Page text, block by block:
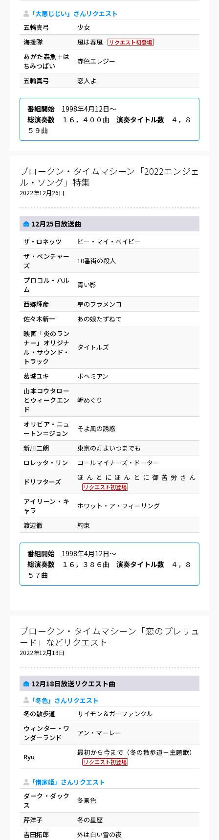
「大悪じじい」さんリクエスト
五輪真弓
少女
海援隊
風は春風 リクエスト初登場
あがた森魚＋は
ちみつぱい
赤色エレジー
五輪真弓 恋人よ
番組開始 1998年4月12日〜
総演奏数 １６，４００曲 演奏タイトル数 ４，８
５９曲
ブロークン・タイムマシーン「2022エンジェ
ル・ソング」特集
2022年12月26日
12月25日放送曲
ザ・ロネッツ
ビー・マイ・ベイビー
ザ・ベンチャー
ズ
10番街の殺人
プロコル・ハル
ム
青い影
西郷輝彦
星のフラメンコ
佐々木新一
あの娘たずねて
映画「炎のラン
ナー」オリジナ
ル・サウンド・
トラック
タイトルズ
葛城ユキ
ボヘミアン
山本コウタロー
とウィークエン
ド
岬めぐり
オリビア・ニュ
ートン＝ジョン
そよ風の誘惑
新川二朗
東京の灯よいつまでも
ロレッタ・リン
コールマイナーズ・ドーター
ドリフターズ ほんとにほんとに御苦労さん
リクエスト初登場
アイリーン・キ
ャラ
ホワット・ア・フィーリング
渡辺徹 約束
番組開始 1998年4月12日〜
総演奏数 １６，３８６曲 演奏タイトル数 ４，８
５７曲
ブロークン・タイムマシーン「恋のプレリュ
ード」などリクエスト
2022年12月19日
12月18日放送リクエスト曲
「冬色」さんリクエスト
冬の散歩道
サイモン＆ガーファンクル
ウィンター・ワ
ンダーランド
アン・マーレー
Ryu 最初から今まで（冬の散歩道－主題歌）
リクエスト初登場
「借家姫」さんリクエスト
ダーク・ダック
ス
冬景色
芹洋子
冬の星座
吉田拓郎
外は白い雪の夜